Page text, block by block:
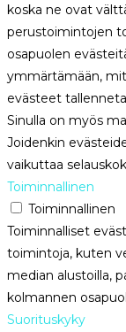
koska ne ovat
perustoimintojen
osapuolen
ymmärtämään,
evästeet
Sinulla on myös
Joidenkin
vaikuttaa
Toiminnallinen
Toiminnallinen
Toiminnalliset
toimintoja, kuten
median alustoilla,
kolmannen
Suorituskyky